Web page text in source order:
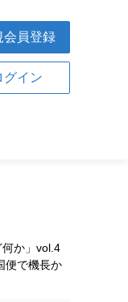
会員登録
グイン
何か」vol.4
便で機長か